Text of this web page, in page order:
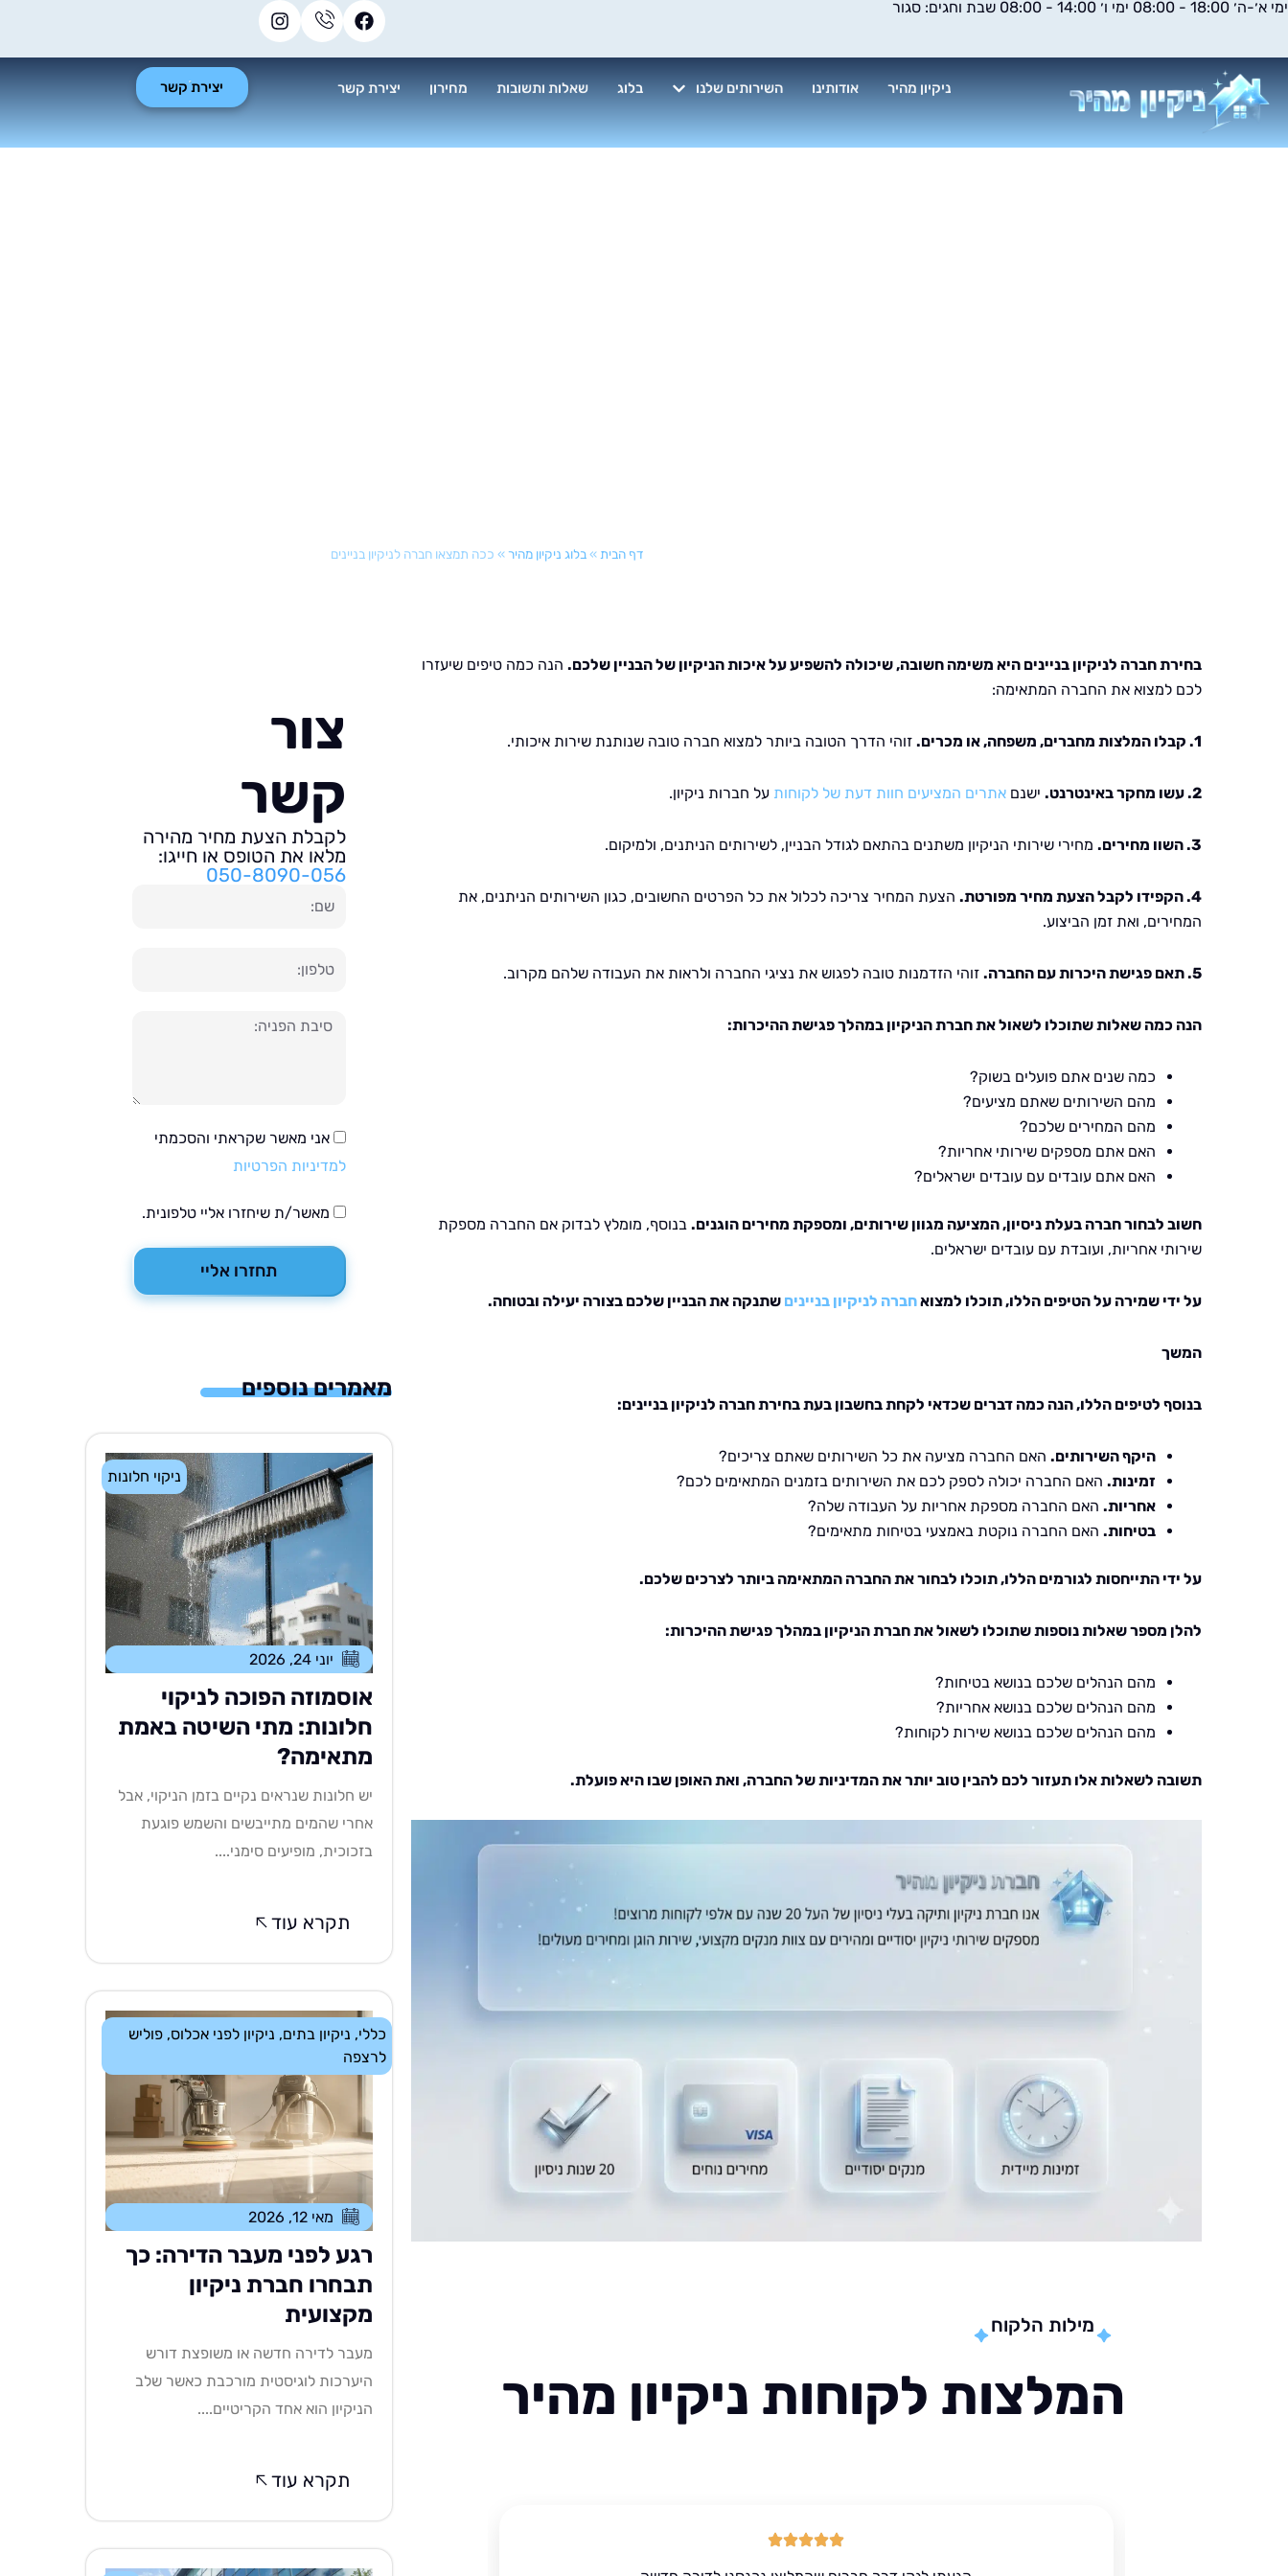
דילוג
ימי א׳-ה׳ 18:00 - 08:00 ימי ו׳ 14:00 - 08:00 שבת וחגים: סגור
ניקיון מהיר אודותינו השירותים שלנו בלוג שאלות ותשובות מחירון יצירת קשר יצירת קשר
דף הבית »בלוג ניקיון מהיר» ככה תמצאו חברה לניקיון בניינים
בחירת חברה לניקיון בניינים היא משימה חשובה, שיכולה להשפיע על איכות הניקיון של הבניין שלכם. הנה כמה טיפים שיעזרו
לכם למצוא את החברה המתאימה:
1. קבלו המלצות מחברים, משפחה, או מכרים. זוהי הדרך הטובה ביותר למצוא חברה טובה שנותנת שירות איכותי.
2. עשו מחקר באינטרנט. ישנם אתרים המציעים חוות דעת של לקוחות על חברות ניקיון.
3. השוו מחירים. מחירי שירותי הניקיון משתנים בהתאם לגודל הבניין, לשירותים הניתנים, ולמיקום.
4. הקפידו לקבל הצעת מחיר מפורטת.
הצעת המחיר צריכה לכלול את כל הפרטים החשובים, כגון השירותים הניתנים, את
המחירים, ואת זמן הביצוע.
5. תאם פגישת היכרות עם החברה. זוהי הזדמנות טובה לפגוש את נציגי החברה ולראות את העבודה שלהם מקרוב.
הנה כמה שאלות שתוכלו לשאול את חברת הניקיון במהלך פגישת ההיכרות:
כמה שנים אתם פועלים בשוק?
מהם השירותים שאתם מציעים?
מהם המחירים שלכם?
האם אתם מספקים שירותי אחריות?
האם אתם עובדים עם עובדים ישראלים?
חשוב לבחור חברה בעלת ניסיון, המציעה מגוון שירותים, ומספקת מחירים הוגנים. בנוסף, מומלץ לבדוק אם החברה מספקת
שירותי אחריות, ועובדת עם עובדים ישראלים.
על ידי שמירה על הטיפים הללו, תוכלו למצואחברה לניקיון בניינים שתנקה את הבניין שלכם בצורה יעילה ובטוחה.
המשך
בנוסף לטיפים הללו, הנה כמה דברים שכדאי לקחת בחשבון בעת בחירת חברה לניקיון בניינים:
היקף השירותים. האם החברה מציעה את כל השירותים שאתם צריכים?
זמינות. האם החברה יכולה לספק לכם את השירותים בזמנים המתאימים לכם?
אחריות. האם החברה מספקת אחריות על העבודה שלה?
בטיחות. האם החברה נוקטת באמצעי בטיחות מתאימים?
על ידי התייחסות לגורמים הללו, תוכלו לבחור את החברה המתאימה ביותר לצרכים שלכם.
להלן מספר שאלות נוספות שתוכלו לשאול את חברת הניקיון במהלך פגישת ההיכרות:
מהם הנהלים שלכם בנושא בטיחות?
מהם הנהלים שלכם בנושא אחריות?
מהם הנהלים שלכם בנושא שירות לקוחות?
תשובה לשאלות אלו תעזור לכם להבין טוב יותר את המדיניות של החברה, ואת האופן שבו היא פועלת.
מילות הלקוח
המלצות לקוחות ניקיון מהיר
צור
קשר
לקבלת הצעת מחיר מהירה
מלאו את הטופס או חייגו:
050-8090-056
טלפון
הודעה
אני מאשר שקראתי והסכמתי
למדיניות הפרטיות
מאשר/ת שיחזרו אליי טלפונית.
תחזרו אליי
מאמרים נוספים
ניקוי חלונות
יוני 24, 2026
אוסמוזה הפוכה לניקוי
חלונות: מתי השיטה באמת
מתאימה?
יש חלונות שנראים נקיים בזמן הניקוי, אבל
אחרי שהמים מתייבשים והשמש פוגעת
בזכוכית, מופיעים סימני....
תקרא עוד
כללי, ניקיון בתים, ניקיון לפני אכלוס,פוליש
לרצפה
מאי 12, 2026
רגע לפני מעבר הדירה: כך
תבחרו חברת ניקיון
מקצועית
מעבר לדירה חדשה או משופצת דורש
היערכות לוגיסטית מורכבת כאשר שלב
הניקיון הוא אחד הקריטיים....
תקרא עוד